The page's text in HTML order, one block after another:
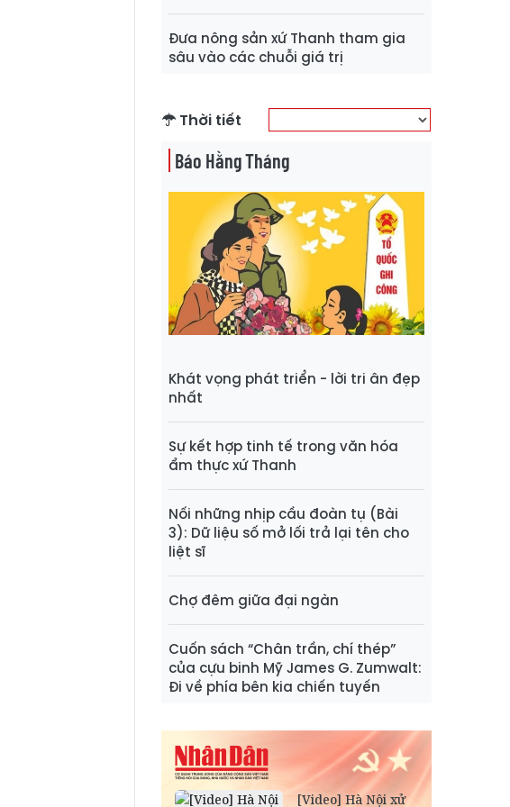
Đưa nông sản xứ Thanh tham gia
sâu vào các chuỗi giá trị
Thời tiết
Báo Hằng Tháng
Khát vọng phát triển - lời tri ân đẹp
nhất
Sự kết hợp tinh tế trong văn hóa
ẩm thực xứ Thanh
Nối những nhịp cầu đoàn tụ (Bài
3): Dữ liệu số mở lối trả lại tên cho
liệt sĩ
Chợ đêm giữa đại ngàn
Cuốn sách “Chân trần, chí thép”
của cựu binh Mỹ James G. Zumwalt:
Đi về phía bên kia chiến tuyến